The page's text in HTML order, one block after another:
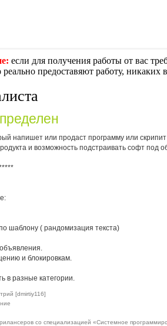
если для получения работы от вас
предоставяют работу, никаких
напишет или продаст программу или
и возможность подстраивать софт под
шаблону ( рандомизация текста)
и блокировкам.
в разные категории.
[dmirtiy116]
со специализацией «Системное